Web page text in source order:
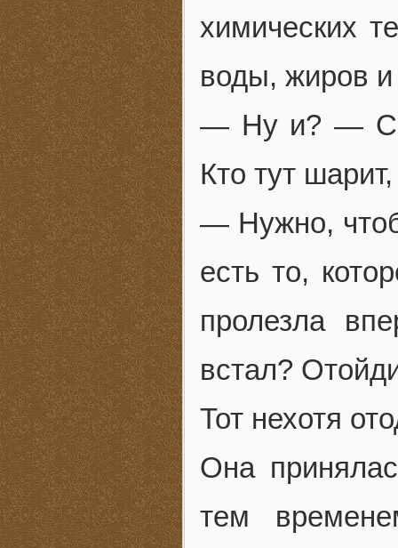
химических
воды, жиров и
— Ну и? —
Кто тут
— Нужно,
есть то,
пролезла
встал?
Тот нехотя
Она
тем